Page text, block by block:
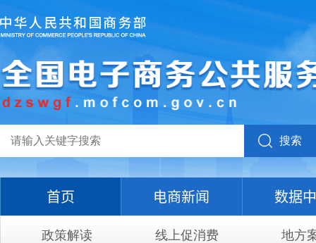
搜索
首页 电商新闻 数据
政策解读 线上促消费 地方